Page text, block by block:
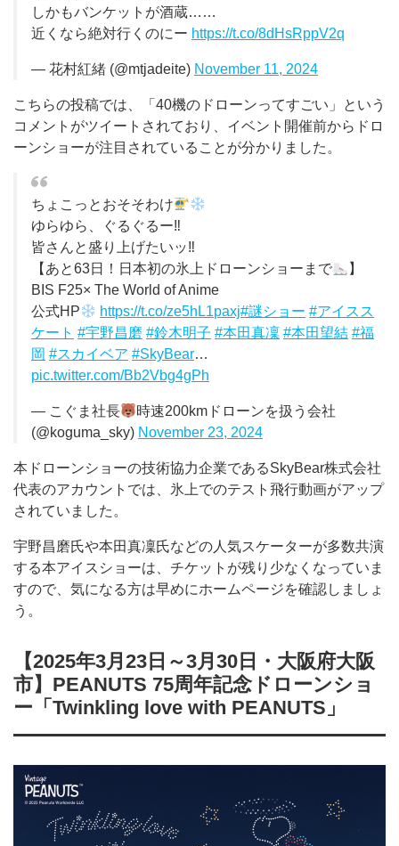
しかもバンケットが酒蔵……
近くなら絶対行くのにー https://t.co/8dHsRppV2q
— 花村紅緒 (@mtjadeite) November 11, 2024
こちらの投稿では、「40機のドローンってすごい」という
コメントがツイートされており、イベント開催前からドロ
ーンショーが注目されていることが分かりました。
ちょこっとおそそわけ
ゆらゆら、ぐるぐるー‼︎
皆さんと盛り上げたいッ‼︎
【あと63日！日本初の氷上ドローンショーまで
】
BIS F25× The World of Anime
公式HP
https://t.co/ze5hL1paxj#謎ショー #アイスス
ケート #宇野昌磨 #鈴木明子 #本田真凜 #本田望結 #福
岡 #スカイベア #SkyBear…
pic.twitter.com/Bb2Vbg4gPh
— こぐま社長
時速200kmドローンを扱う会社
(@koguma_sky) November 23, 2024
本ドローンショーの技術協力企業であるSkyBear株式会社
代表のアカウントでは、氷上でのテスト飛行動画がアップ
されていました。
宇野昌磨氏や本田真凜氏などの人気スケーターが多数共演
する本アイスショーは、チケットが残り少なくなっていま
すので、気になる方は早めにホームページを確認しましょ
う。
【2025年3月23日～3月30日・大阪府大阪
市】PEANUTS 75周年記念ドローンショ
ー「Twinkling love with PEANUTS」